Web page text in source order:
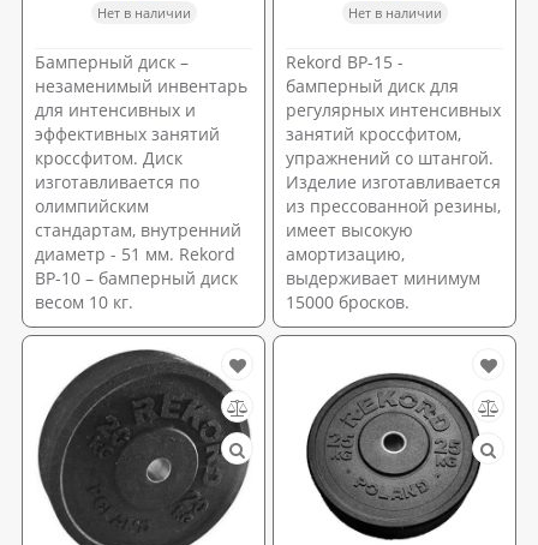
Нет в наличии
Бамперный диск –
незаменимый инвентарь
для интенсивных и
эффективных занятий
кроссфитом. Диск
изготавливается по
олимпийским
стандартам, внутренний
диаметр - 51 мм. Rekord
BP-10 – бамперный диск
весом 10 кг.
Нет в наличии
Rekord BP-15 -
бамперный диск для
регулярных интенсивных
занятий кроссфитом,
упражнений со штангой.
Изделие изготавливается
из прессованной резины,
имеет высокую
амортизацию,
выдерживает минимум
15000 бросков.